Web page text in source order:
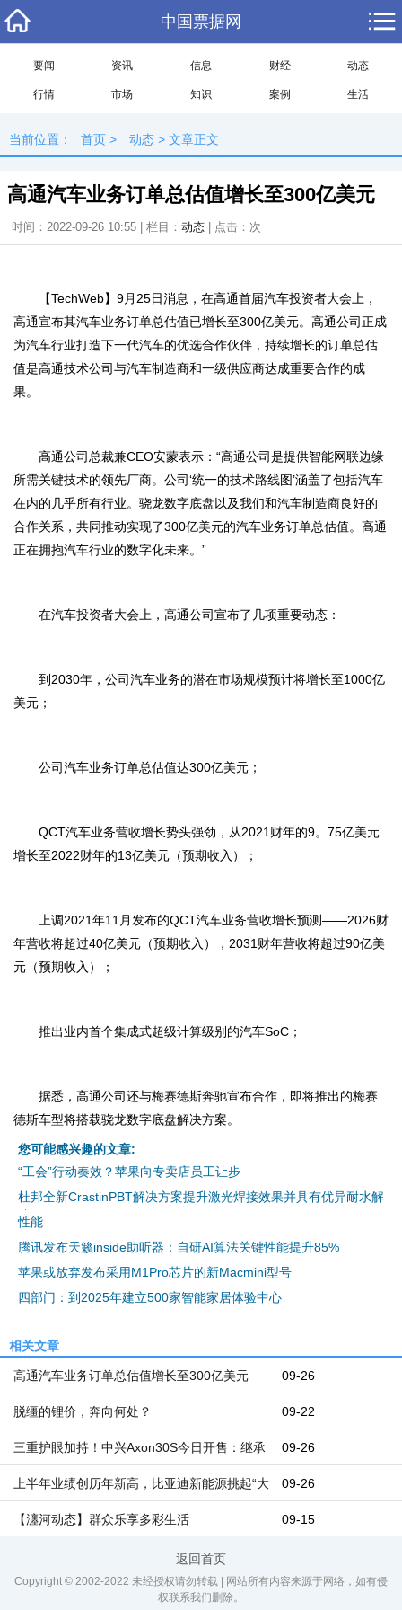
中国票据网
要闻 资讯 信息 财经 动态
行情 市场 知识 案例 生活
当前位置： 首页 > 动态 > 文章正文
高通汽车业务订单总估值增长至300亿美元
时间：2022-09-26 10:55 | 栏目： 动态 | 点击： 次
【TechWeb】9月25日消息，在高通首届汽车投资者大会上，
高通宣布其汽车业务订单总估值已增长至300亿美元。高通公司正成
为汽车行业打造下一代汽车的优选合作伙伴，持续增长的订单总估
值是高通技术公司与汽车制造商和一级供应商达成重要合作的成
果。
高通公司总裁兼CEO安蒙表示：“高通公司是提供智能网联边缘
所需关键技术的领先厂商。公司‘统一的技术路线图’涵盖了包括汽车
在内的几乎所有行业。骁龙数字底盘以及我们和汽车制造商良好的
合作关系，共同推动实现了300亿美元的汽车业务订单总估值。高通
正在拥抱汽车行业的数字化未来。”
在汽车投资者大会上，高通公司宣布了几项重要动态：
到2030年，公司汽车业务的潜在市场规模预计将增长至1000亿
美元；
公司汽车业务订单总估值达300亿美元；
QCT汽车业务营收增长势头强劲，从2021财年的9。75亿美元
增长至2022财年的13亿美元（预期收入）；
上调2021年11月发布的QCT汽车业务营收增长预测——2026财
年营收将超过40亿美元（预期收入），2031财年营收将超过90亿美
元（预期收入）；
推出业内首个集成式超级计算级别的汽车SoC；
据悉，高通公司还与梅赛德斯奔驰宣布合作，即将推出的梅赛
德斯车型将搭载骁龙数字底盘解决方案。
您可能感兴趣的文章:
“工会”行动奏效？苹果向专卖店员工让步
杜邦全新CrastinPBT解决方案提升激光焊接效果并具有优异耐水解
性能
腾讯发布天籁inside助听器：自研AI算法关键性能提升85%
苹果或放弃发布采用M1Pro芯片的新Macmini型号
四部门：到2025年建立500家智能家居体验中心
相关文章
09-26
高通汽车业务订单总估值增长至300亿美元
09-22
脱缰的锂价，奔向何处？
09-26
三重护眼加持！中兴Axon30S今日开售：继承
屏下前摄传统 09-26
上半年业绩创历年新高，比亚迪新能源挑起“大
梁” 09-15
【瀍河动态】群众乐享多彩生活
返回首页
Copyright © 2002-2022 未经授权请勿转载 | 网站所有内容来源于网络，如有侵
权联系我们删除。